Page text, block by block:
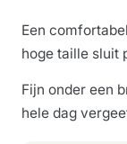
Een
hoge taille sluit
Fijn onder een
hele dag